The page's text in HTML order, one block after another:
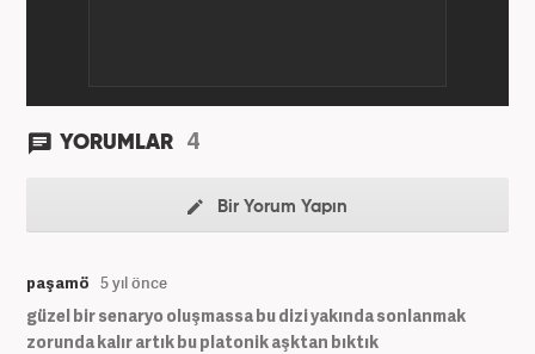
YORUMLAR 4
Bir Yorum Yapın
paşamö 5 yıl önce
güzel bir senaryo oluşmassa bu dizi yakında sonlanmak
zorunda kalır artık bu platonik aşktan bıktık